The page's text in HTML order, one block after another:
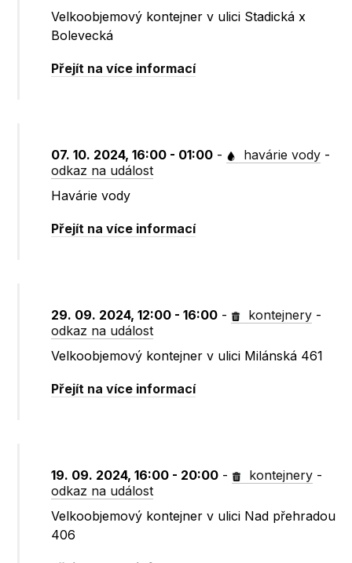
Velkoobjemový kontejner v ulici Stadická x
Bolevecká
Přejít na více informací
07. 10. 2024, 16:00 - 01:00 - havárie vody -
odkaz na událost
Havárie vody
Přejít na více informací
29. 09. 2024, 12:00 - 16:00 - kontejnery -
odkaz na událost
Velkoobjemový kontejner v ulici Milánská 461
Přejít na více informací
19. 09. 2024, 16:00 - 20:00 - kontejnery -
odkaz na událost
Velkoobjemový kontejner v ulici Nad přehradou
406